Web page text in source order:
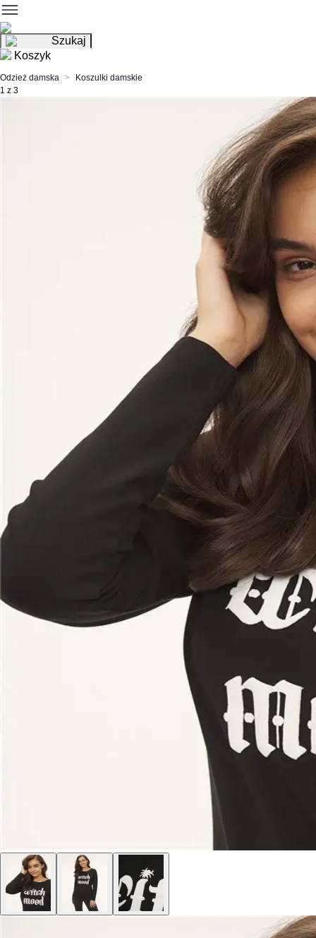
Szukaj
Koszyk
Odzież damska
Koszulki damskie
1 z 3